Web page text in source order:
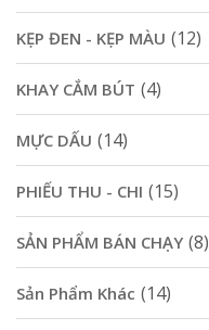
KẸP ĐEN - KẸP MÀU (12)
KHAY CẮM BÚT (4)
MỰC DẤU (14)
PHIẾU THU - CHI (15)
SẢN PHẨM BÁN CHẠY (8)
Sản Phẩm Khác (14)